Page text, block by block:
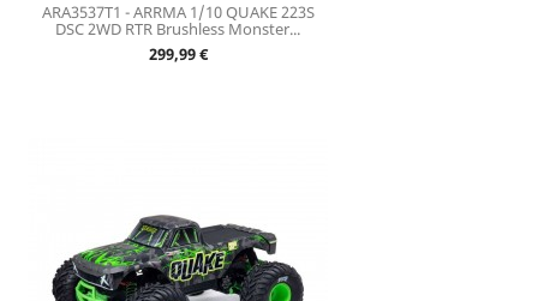
ARA3537T1 - ARRMA 1/10 QUAKE 223S
DSC 2WD RTR Brushless Monster...
Prix
299,99 €